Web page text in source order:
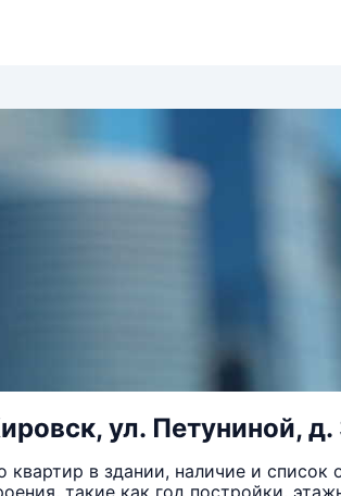
ул. Петуниной, д.
в здании, наличие и список
такие как год постройки,